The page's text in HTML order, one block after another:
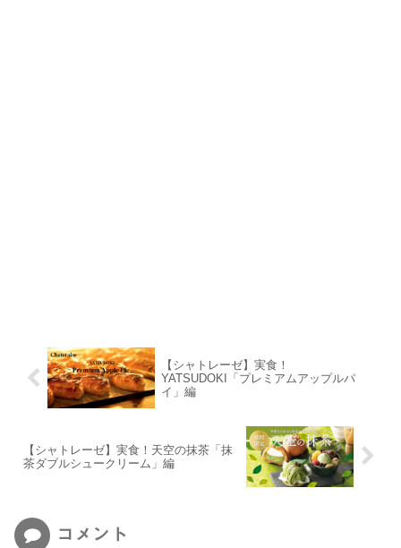
【シャトレーゼ】実食！
YATSUDOKI「プレミアムアップルパ
イ」編
【シャトレーゼ】実食！天空の抹茶「抹
茶ダブルシュークリーム」編
コメント